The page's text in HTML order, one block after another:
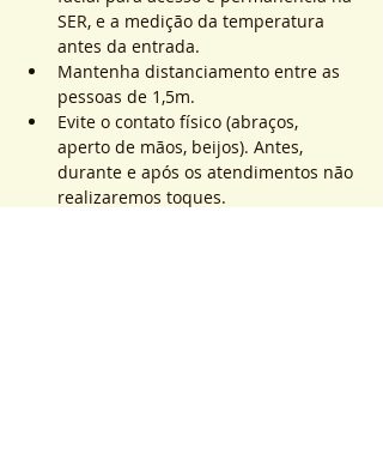
SER, e a medição da temperatura
antes da entrada.
Mantenha distanciamento entre as
pessoas de 1,5m.
Evite o contato físico (abraços,
aperto de mãos, beijos). Antes,
durante e após os atendimentos não
realizaremos toques.